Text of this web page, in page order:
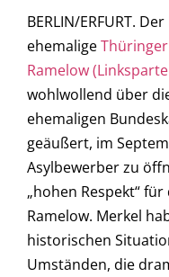
BERLIN/ERFURT.
ehemalige
Ramelow
wohlwollend über
ehemaligen
geäußert, im
Asylbewerber zu
„hohen Respekt“
Ramelow. Merkel
historischen
Umständen, die